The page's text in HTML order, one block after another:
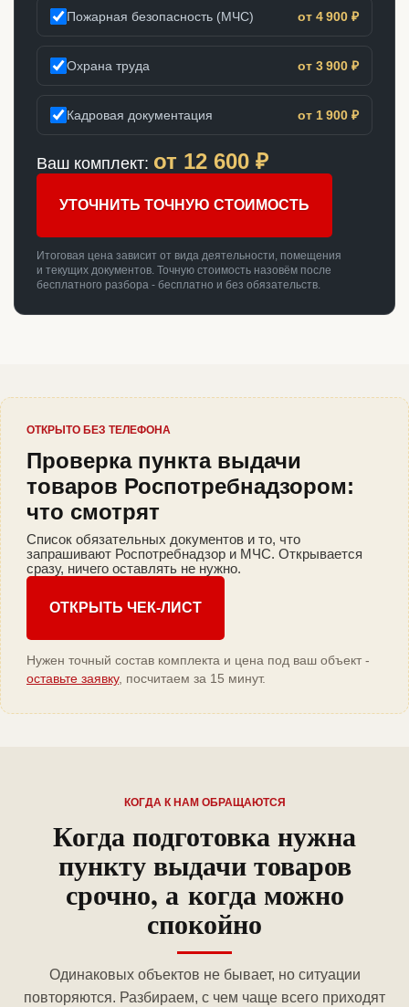
Пожарная безопасность (МЧС) от 4 900 ₽
Охрана труда от 3 900 ₽
Кадровая документация от 1 900 ₽
Ваш комплект: от 12 600 ₽
УТОЧНИТЬ ТОЧНУЮ СТОИМОСТЬ
Итоговая цена зависит от вида деятельности, помещения
и текущих документов. Точную стоимость назовём после
бесплатного разбора - бесплатно и без обязательств.
ОТКРЫТО БЕЗ ТЕЛЕФОНА
Проверка пункта выдачи
товаров Роспотребнадзором:
что смотрят
Список обязательных документов и то, что
запрашивают Роспотребнадзор и МЧС. Открывается
сразу, ничего оставлять не нужно.
ОТКРЫТЬ ЧЕК-ЛИСТ
Нужен точный состав комплекта и цена под ваш объект -
оставьте заявку, посчитаем за 15 минут.
КОГДА К НАМ ОБРАЩАЮТСЯ
Когда подготовка нужна
пункту выдачи товаров
срочно, а когда можно
спокойно
Одинаковых объектов не бывает, но ситуации
повторяются. Разбираем, с чем чаще всего приходят